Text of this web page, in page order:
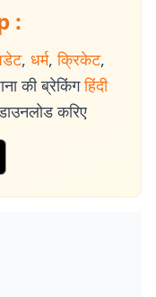
:
, धर्म, क्रिकेट,
की ब्रेकिंग हिंदी
करिए